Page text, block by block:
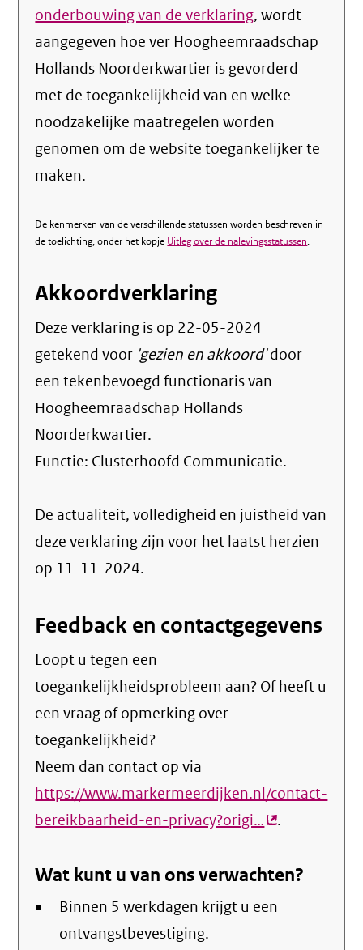
onderbouwing van de verklaring, wordt
aangegeven hoe ver Hoogheemraadschap
Hollands Noorderkwartier is gevorderd
met de toegankelijkheid van en welke
noodzakelijke maatregelen worden
genomen om de website toegankelijker te
maken.
De kenmerken van de verschillende statussen worden beschreven in
de toelichting, onder het kopje Uitleg over de nalevingsstatussen.
Akkoordverklaring
Deze verklaring is op 22-05-2024
getekend voor 'gezien en akkoord'door
een tekenbevoegd functionaris van
Hoogheemraadschap Hollands
Noorderkwartier.
Functie: Clusterhoofd Communicatie.
De actualiteit, volledigheid en juistheid van
deze verklaring zijn voor het laatst herzien
op 11-11-2024.
Feedback en contactgegevens
Loopt u tegen een
toegankelijkheidsprobleem aan? Of heeft u
een vraag of opmerking over
toegankelijkheid?
Neem dan contact op via
https://www.markermeerdijken.nl/contact-
bereikbaarheid-en-privacy?origi…(externe
.
Wat kunt u van ons verwachten?
Binnen 5 werkdagen krijgt u een
ontvangstbevestiging.